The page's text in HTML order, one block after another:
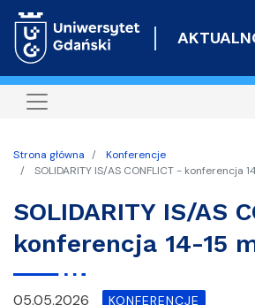
do
Strona główna
Konferencje
SOLIDARITY IS/AS CONFLICT - konferencja
SOLIDARITY IS/AS
konferencja 14-15
05.05.2026 KONFERENCJE